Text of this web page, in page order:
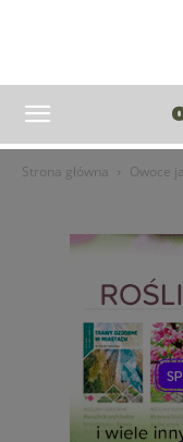
Strona główna Owoce